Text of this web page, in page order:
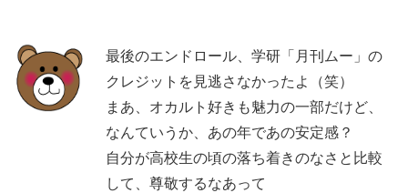
最後のエンドロール、学研「月刊ムー」の
クレジットを見逃さなかったよ（笑）
まあ、オカルト好きも魅力の一部だけど、
なんていうか、あの年であの安定感？
自分が高校生の頃の落ち着きのなさと比較
して、尊敬するなあって